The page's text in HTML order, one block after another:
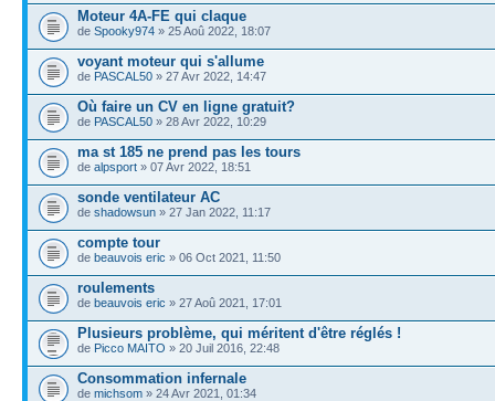
Moteur 4A-FE qui claque
de Spooky974 » 25 Aoû 2022, 18:07
voyant moteur qui s'allume
de PASCAL50 » 27 Avr 2022, 14:47
Où faire un CV en ligne gratuit?
de PASCAL50 » 28 Avr 2022, 10:29
ma st 185 ne prend pas les tours
de alpsport » 07 Avr 2022, 18:51
sonde ventilateur AC
de shadowsun » 27 Jan 2022, 11:17
compte tour
de beauvois eric » 06 Oct 2021, 11:50
roulements
de beauvois eric » 27 Aoû 2021, 17:01
Plusieurs problème, qui méritent d'être réglés !
de Picco MAITO » 20 Juil 2016, 22:48
Consommation infernale
de michsom » 24 Avr 2021, 01:34